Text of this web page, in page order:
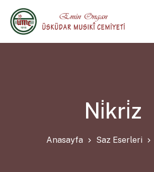
Ni̇kri̇z
Anasayfa Saz Eserleri